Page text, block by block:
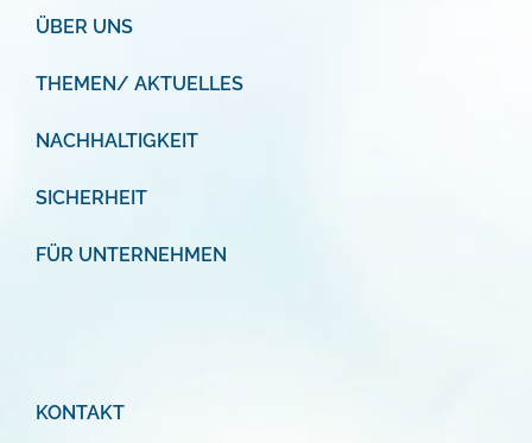
ÜBER UNS
THEMEN/ AKTUELLES
NACHHALTIGKEIT
SICHERHEIT
FÜR UNTERNEHMEN
KONTAKT